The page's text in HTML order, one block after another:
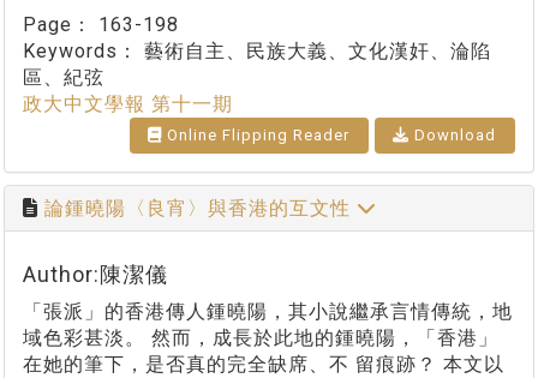
Page： 163-198
Keywords： 藝術自主、民族大義、文化漢奸、淪陷
區、紀弦
政大中文學報 第十一期
Online Flipping Reader Download
論鍾曉陽〈良宵〉與香港的互文性
Author:陳潔儀
「張派」的香港傳人鍾曉陽，其小說繼承言情傳統，地
域色彩甚淡。 然而，成長於此地的鍾曉陽，「香港」
在她的筆下，是否真的完全缺席、不 留痕跡？ 本文以